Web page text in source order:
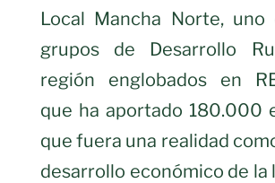
Local Mancha Norte,
grupos de Desarrollo
región englobados en
que ha aportado 180.000
que fuera una realidad
desarrollo económico de la